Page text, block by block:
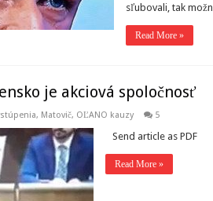
sľubovali, tak
Read More »
je akciová spoločnosť
, Matovič, OĽANO kauzy 5
Send article as PDF
Read More »